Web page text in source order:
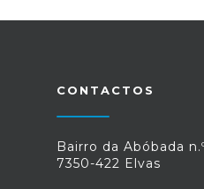
CONTACTOS
Bairro da Abóbada
7350-422 Elvas